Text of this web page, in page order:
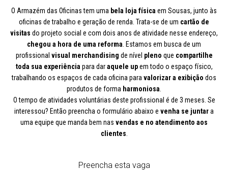
O Armazém das Oficinas tem uma bela loja física em Sousas, junto às
oficinas de trabalho e geração de renda. Trata-se de um cartão de
visitas do projeto social e com dois anos de atividade nesse endereço,
chegou a hora de uma reforma . Estamos em busca de um
profissional visual merchandising de nível pleno que compartilhe
toda sua experiência para daraquele upem todo o espaço físico,
trabalhando os espaços de cada oficina para valorizar a exibição dos
produtos de forma harmoniosa
O tempo de atividades voluntárias deste profissional é de 3 meses. Se
interessou? Então preencha o formulário abaixo e venha se juntara
uma equipe que manda bem nas vendas e no atendimento aos
clientes
Preencha esta vaga